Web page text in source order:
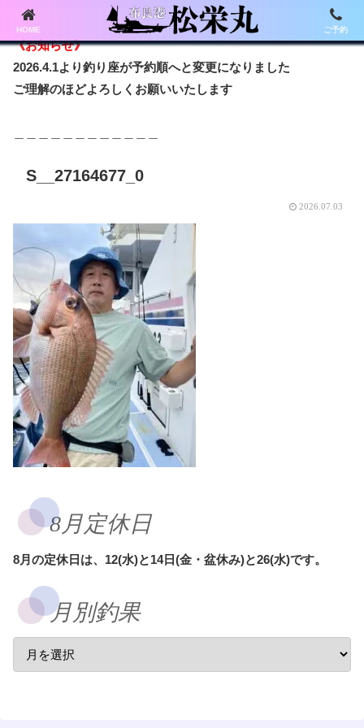
《お知らせ》
2026.4.1より釣り座が予約順へと変更になりました
ご理解のほどよろしくお願いいたします
S__27164677_0
2026.07.03
8月定休日
8月の定休日は、12(水)と14日(金・盆休み)と26(水)です。
月別釣果
HOME ご予約